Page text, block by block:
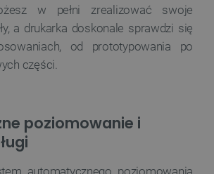
w pełni zrealizować swoje
a drukarka doskonale sprawdzi się
od prototypowania po
części.
poziomowanie i